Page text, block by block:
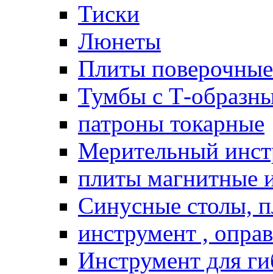
Тиски
Люнеты
Плиты поверочные
Тумбы с Т-
патроны токарные
Мерительный
плиты магнитные
Синусные столы,
инструмент ,
Инструмент для